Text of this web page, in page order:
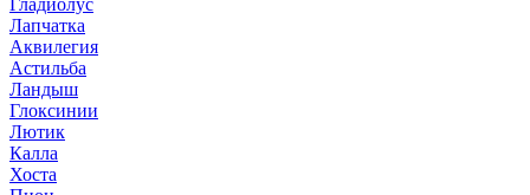
Гладиолус
Лапчатка
Аквилегия
Астильба
Ландыш
Глоксинии
Лютик
Калла
Хоста